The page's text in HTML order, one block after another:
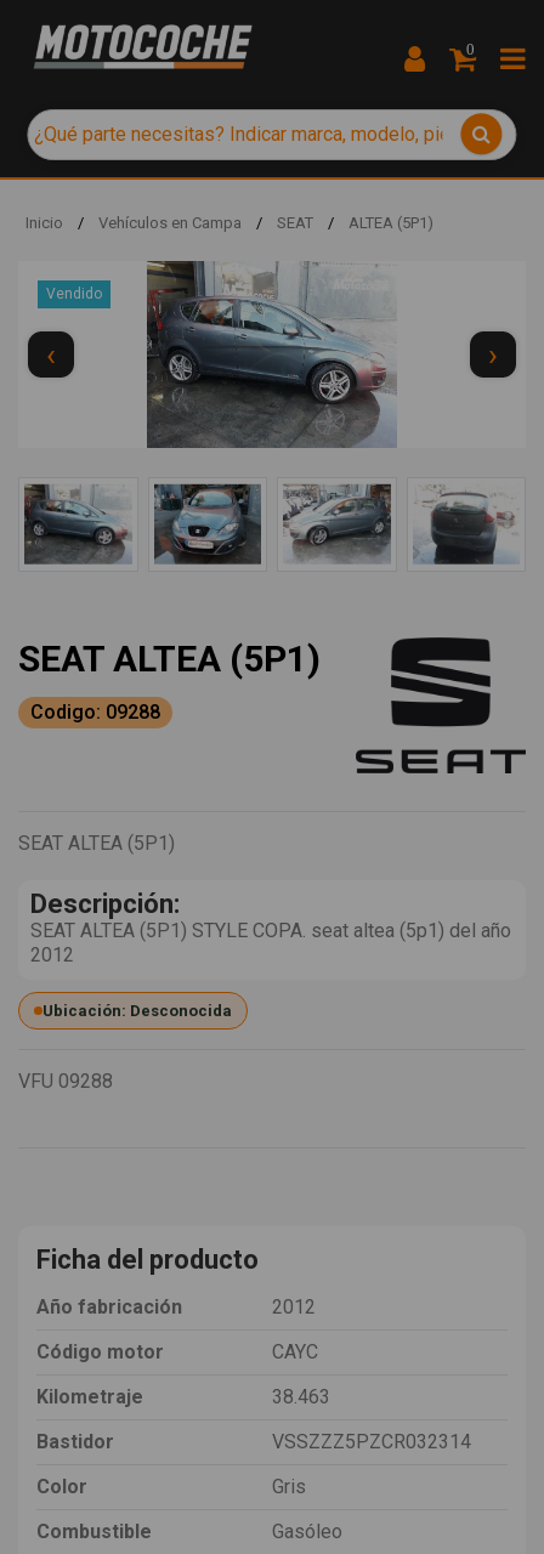
0
Inicio / Vehículos en Campa / SEAT / ALTEA (5P1)
Vendido
‹ ›
SEAT ALTEA (5P1)
Codigo: 09288
SEAT ALTEA (5P1)
Descripción:
SEAT ALTEA (5P1) STYLE COPA. seat altea (5p1) del año
2012
Ubicación: Desconocida
VFU 09288
Ficha del producto
Año fabricación
2012
Código motor
CAYC
Kilometraje
38.463
Bastidor
VSSZZZ5PZCR032314
Color
Gris
Combustible
Gasóleo